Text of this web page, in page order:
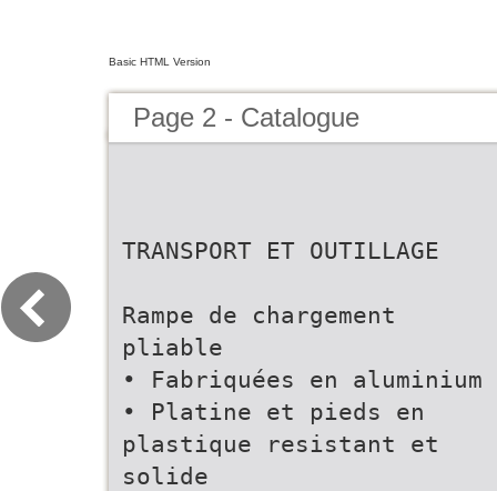
Basic HTML Version
Page 2 - Catalogue
TRANSPORT ET OUTILLAGE
Rampe de chargement
pliable
• Fabriquées en aluminium
• Platine et pieds en
plastique resistant et
solide